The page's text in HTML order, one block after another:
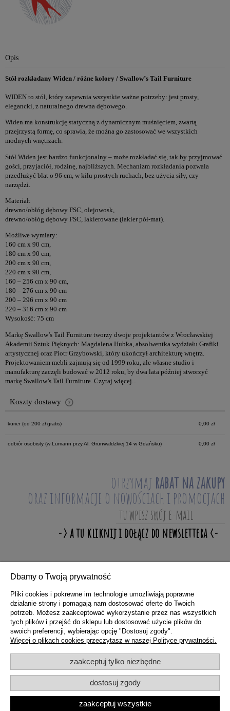
Opis
Stół rozkładany Widen / różne kolory / Swallow’s Tail Furniture
WIDEN to stół, który zapewnia wszystkie ważne potrzeby: jest prosty,
elegancki, z naturalnego drewna dębowego.
Widen ma konstrukcję statyczną z dynamicznym muśnięciem, zwartą
przejrzystą formę, co sprawia, że można go zastosować we wszystkich
modnych wnętrzach.
Stół Widen jest bardzo funkcjonalny – może rozkładać się, tak by przyjmować
gości, przyjaciół, rodzinę, najbliższych. Mechanizm rozkładania pozwala
przedłużyć blat o 96 cm, w kilu prostych ruchach, bez użycia siły, czy
narzędzi.
Materiał:
drewno/obłóg dębowy FSC, olejowosk,
drewno/obłóg dębowy FSC, lakierowane (lakier pół-mat).
Możliwe wymiary:
160 cm x 90 cm,
180 cm x 90 cm,
200 cm x 90 cm,
220 cm x 90 cm,
160 – 256 cm x 90 cm,
180 – 276 cm x 90 cm
200 – 296 cm x 90 cm
220 – 316 cm x 90 cm
Wysokość: 75 cm
Markę Swallow’s Tail Furniture tworzy dwoje projektantów z Wrocławskiej
Akademii Sztuk Pięknych: Magdalena Hubka, absolwentka wydziału Grafiki
artystycznej oraz Piotr Grzybowski, który ukończył architekturę wnętrz.
Projektowaniem mebli zajmują się od 1999 roku, ale własne studio i
manufakturę zaczęli budować w 2012 roku, by dwa lata później stworzyć
markę Swallow’s Tail Furniture. Czytaj więcej...
Koszty dostawy
Cena nie zawiera ewentualnych kosztów płatności
kurier (od 200 zł gratis) 0,00 zł
odbiór osobisty (w Lumann przy Al. Grunwaldzkiej 14 w Gdańsku) 0,00 zł
otrzymaj rabat na zakupy
oraz informacje o nowościach i promocjach
ZAKUPY
POMOC
INFORMACJE
Dbamy o Twoją prywatność
Pliki cookies i pokrewne im technologie umożliwiają poprawne
działanie strony i pomagają nam dostosować ofertę do Twoich
potrzeb. Możesz zaakceptować wykorzystanie przez nas wszystkich
tych plików i przejść do sklepu lub dostosować użycie plików do
swoich preferencji, wybierając opcję "Dostosuj zgody".
Więcej o plikach cookies przeczytasz w naszej Polityce prywatności.
zaakceptuj tylko niezbędne
dostosuj zgody
zaakceptuj wszystkie